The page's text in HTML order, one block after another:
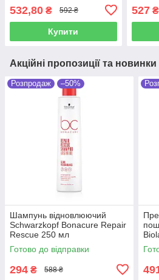
532,80 ₴ 592 ₴
Купити
527₴
Акційні пропозиції та новинки
Розпродаж –50%
Шампунь відновлюючий
Schwarzkopf Bonacure Repair
Rescue 250 мл
Готово до відправки
294 ₴ 588 ₴